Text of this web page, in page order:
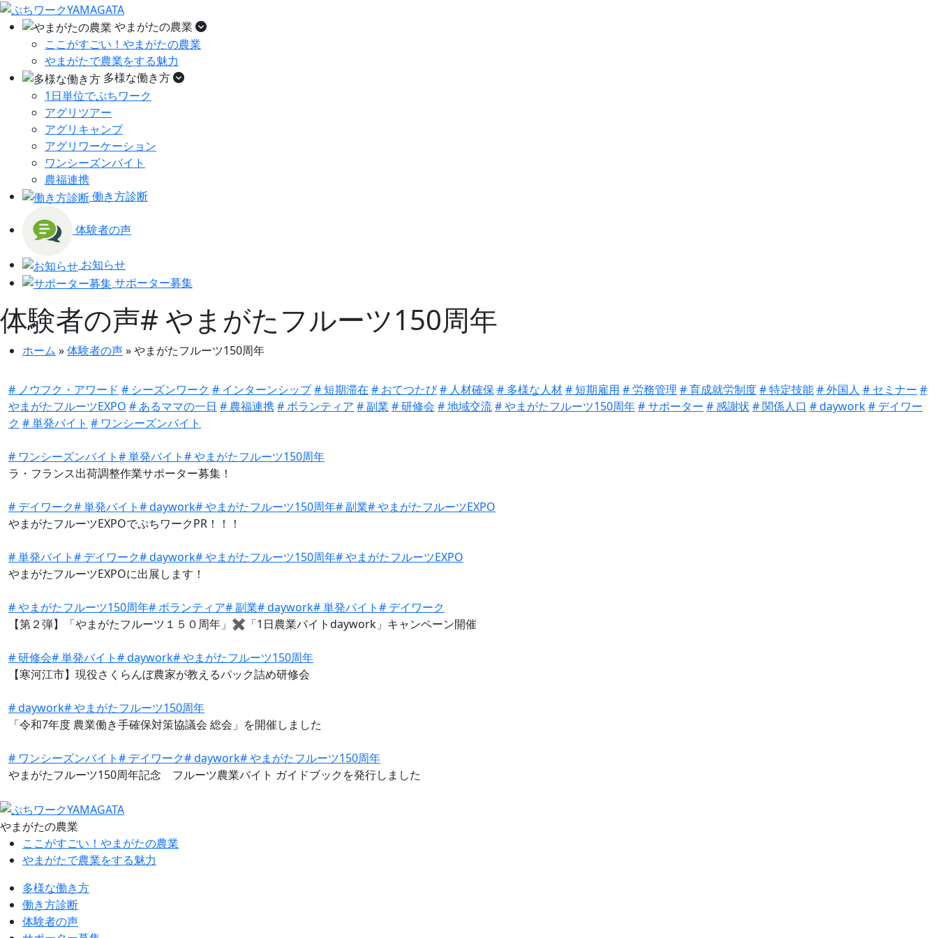
やまがたの農業
ここがすごい！やまがたの農業
やまがたで農業をする魅力
多様な働き方
1日単位でぷちワーク
アグリツアー
アグリキャンプ
アグリワーケーション
ワンシーズンバイト
農福連携
働き方診断
体験者の声
お知らせ
サポーター募集
体験者の声# やまがたフルーツ150周年
ホーム »体験者の声»やまがたフルーツ150周年
# ノウフク・アワード # シーズンワーク # インターンシップ# 短期滞在 # おてつたび# 人材確保# 多様な人材# 短期雇用 # 労務管理 # 育成就労制度# 特定技能# 外国人 # セミナー #
やまがたフルーツEXPO # あるママの一日 # 農福連携# ボランティア # 副業 # 研修会 # 地域交流# やまがたフルーツ150周年# サポーター # 感謝状 # 関係人口 # daywork# デイワー
ク # 単発バイト # ワンシーズンバイト
# ワンシーズンバイト# 単発バイト# やまがたフルーツ150周年
ラ・フランス出荷調整作業サポーター募集！
# デイワーク# 単発バイト# daywork# やまがたフルーツ150周年# 副業# やまがたフルーツEXPO
やまがたフルーツEXPOでぷちワークPR！！！
# 単発バイト# デイワーク# daywork# やまがたフルーツ150周年# やまがたフルーツEXPO
やまがたフルーツEXPOに出展します！
# やまがたフルーツ150周年# ボランティア# 副業# daywork# 単発バイト# デイワーク
【第２弾】「やまがたフルーツ１５０周年」✖️「1日農業バイトdaywork」キャンペーン開催
# 研修会# 単発バイト# daywork# やまがたフルーツ150周年
【寒河江市】現役さくらんぼ農家が教えるパック詰め研修会
# daywork# やまがたフルーツ150周年
「令和7年度 農業働き手確保対策協議会 総会」を開催しました
# ワンシーズンバイト# デイワーク# daywork# やまがたフルーツ150周年
やまがたフルーツ150周年記念 フルーツ農業バイト ガイドブックを発行しました
やまがたの農業
ここがすごい！やまがたの農業
やまがたで農業をする魅力
多様な働き方
働き方診断
体験者の声